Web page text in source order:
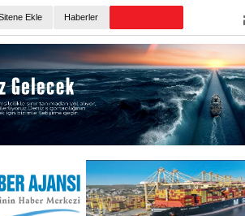
Ekle Haberler